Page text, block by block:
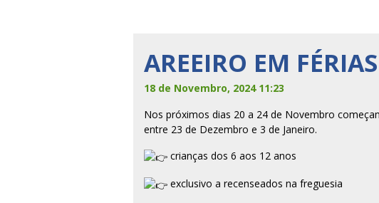
AREEIRO EM
18 de Novembro, 2024 11:23
Nos próximos dias 20 a 24 de Novembro
entre 23 de Dezembro e 3 de Janeiro.
crianças dos 6 aos 12 anos
exclusivo a recenseados na freguesia